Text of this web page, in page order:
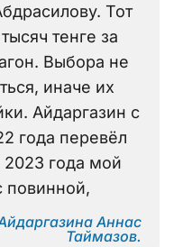
Тот
тенге за
Выбора не
иначе их
Айдаргазин с
года перевёл
2023 года мой
повинной,
Аннас
Таймазов.